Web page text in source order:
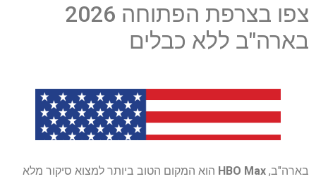
צפו בצרפת הפתוחה 2026
בארה"ב ללא כבלים
בארה"ב, HBO Max הוא המקום הטוב ביותר למצוא סיקור מלא